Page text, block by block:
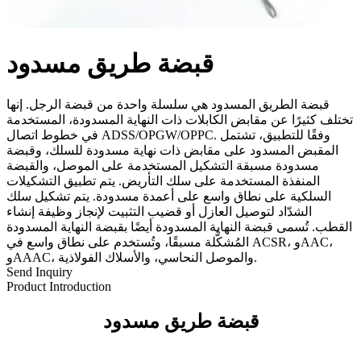
قبضة طريق مسدود
قبضة الطريق المسدود هي سلسلة واحدة من قبضة الرجل. إنها
تختلف كثيرًا عن مقابض الكابلات ذات النهاية المسدودة، المستخدمة
في خطوط اتصال ADSS/OPGW/OPPC. وفقًا للتطبيق، تشتمل
المقبض المسدود على مقابض ذات نهاية مسدودة للسلك، وقبضة
مسدودة مسبقة التشكيل المستخدمة على الموصل، والقبضة
المنفذة المستخدمة على سلك التأريض. يتم تطبيق التشكيلات
السلكية على نطاق واسع على أعمدة مسدودة. يتم تشكيل سلك
الشدّاد لتوصيل العازل أو قضيب التثبيت لإنجاز وظيفة إنشاء
القطب. تُسمى قبضة النهاية المسدودة أيضًا بقبضة النهاية المسدودة
المُشكَّلة مسبقًا، وتُستخدم على نطاق واسع في ACSR، وAAC،
وAAAC، والموصل النحاسي، والأسلاك الفولاذية.
Send Inquiry
Product Introduction
قبضة طريق مسدود